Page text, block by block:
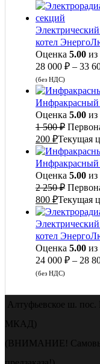
котел
Оценка 5.00 из
28 000 ₽ – 33
(без НДС)
Оценка 5.00 из
1 500₽
200 ₽Текущая
Оценка 5.00 из
2 250₽
800 ₽Текущая
котел
Оценка 5.00 из
24 000 ₽ – 28
(без НДС)
Алтуфьевское ш.
МКАД)
(ВНИМАНИЕ!